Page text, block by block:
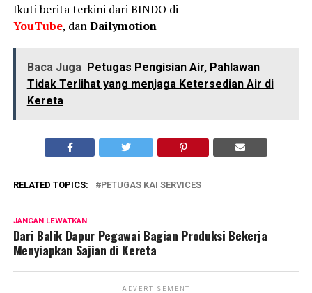
Ikuti berita terkini dari BINDO di
YouTube, danDailymotion
Baca Juga Petugas Pengisian Air, Pahlawan
Tidak Terlihat yang menjaga Ketersedian Air di
Kereta
RELATED TOPICS: PETUGAS KAI SERVICES
JANGAN LEWATKAN
Dari Balik Dapur Pegawai Bagian Produksi Bekerja
Menyiapkan Sajian di Kereta
ADVERTISEMENT